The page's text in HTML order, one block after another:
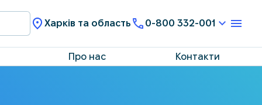
Харків та область 0-800 332-001
Про нас Контакти